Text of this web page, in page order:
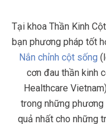
Tại khoa Thần Kinh
bạn phương pháp tốt
Nắn chỉnh cột sống
cơn đau thần kinh
Healthcare
trong những
quả nhất cho những